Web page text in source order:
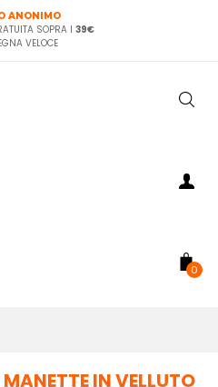
ANONIMO
SOPRA I 39€
VELOCE
0
IN VELLUTO